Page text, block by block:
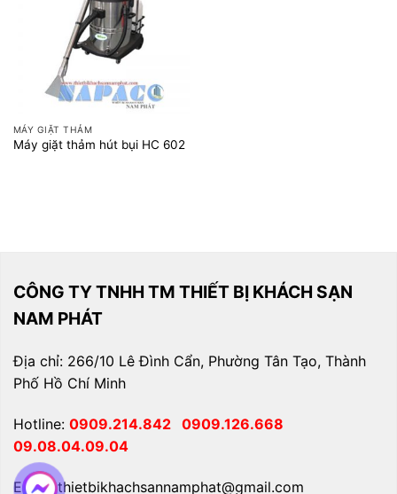
MÁY GIẶT THẢM
Máy giặt thảm hút bụi HC 602
CÔNG TY TNHH TM THIẾT BỊ KHÁCH SẠN
NAM PHÁT
Địa chỉ: 266/10 Lê Đình Cẩn, Phường Tân Tạo, Thành
Phố Hồ Chí Minh
Hotline: 0909.214.842 0909.126.668
09.08.04.09.04
Email: thietbikhachsannamphat@gmail.com